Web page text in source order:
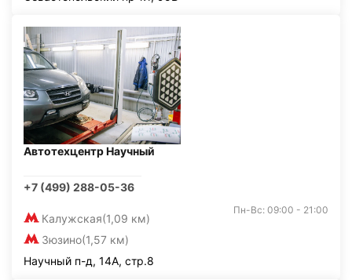
Автотехцентр Научный
+7 (499) 288-05-36
Калужская(1,09 км)
Зюзино(1,57 км)
Пн-Вс: 09:00 - 21:00
Научный п-д, 14А, стр.8